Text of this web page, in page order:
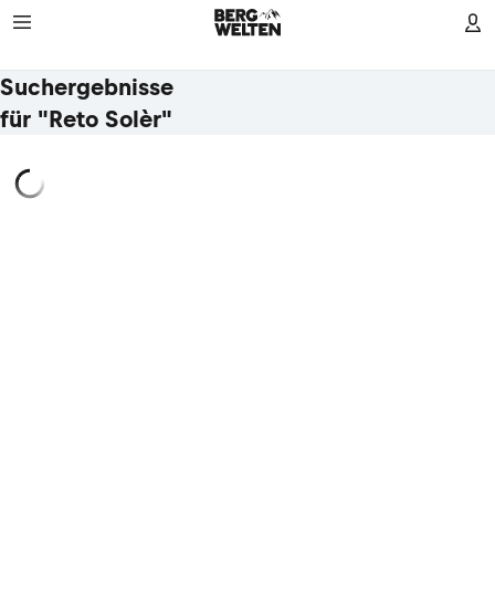
Suchergebnisse
für "Reto Solèr"